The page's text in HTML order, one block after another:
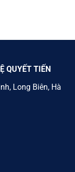
QUYẾT TIẾN
Long Biên, Hà